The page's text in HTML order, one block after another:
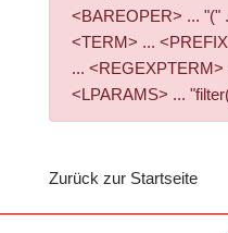
<BAREOPER> ... "("
<TERM> ...
... <REGEXPTERM>
<LPARAMS> ...
Zurück zur Startseite